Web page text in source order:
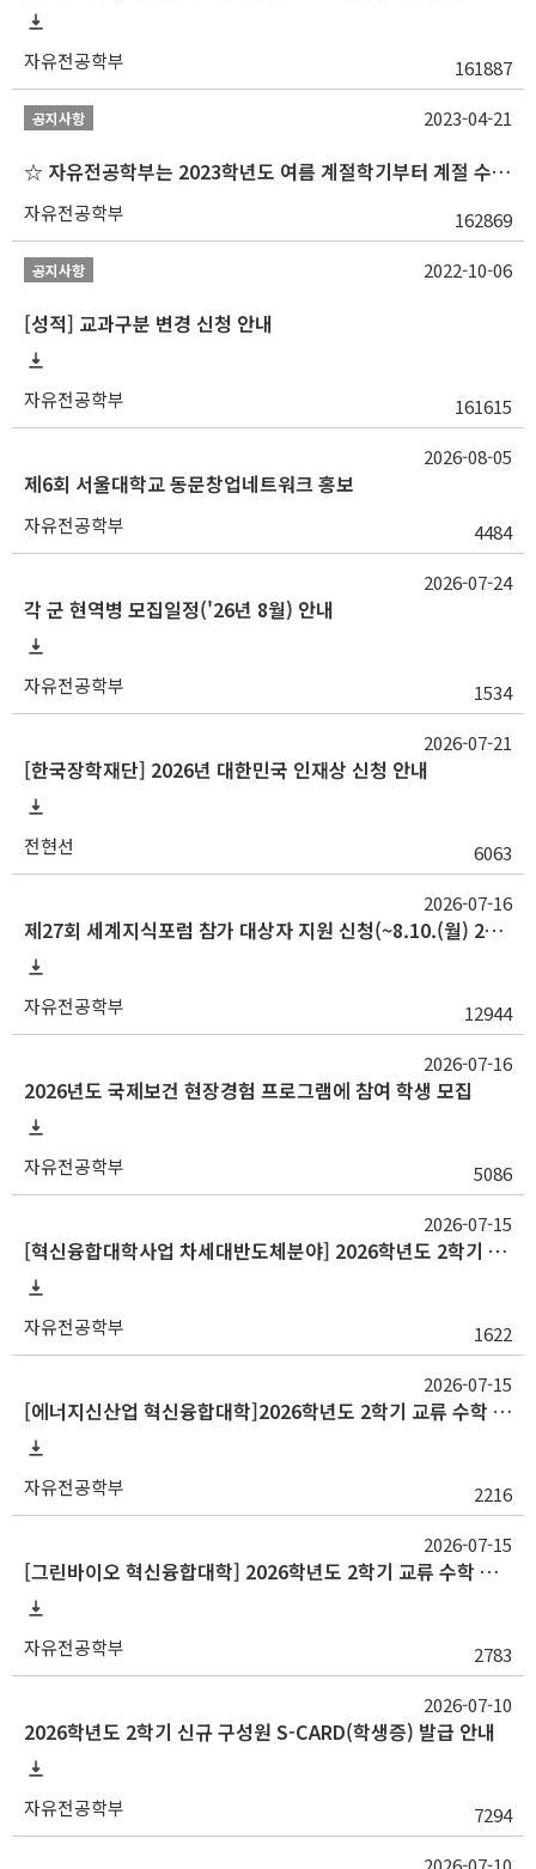
자유전공학부 161887
공지사항
☆ 자유전공학부는 2023학년도 여름 계절학기부터 계절 수업을 개설하지 않습니다 ☆
자유전공학부 162869
2023-04-21
공지사항
[성적] 교과구분 변경 신청 안내
자유전공학부 161615
2022-10-06
제6회 서울대학교 동문창업네트워크 홍보
자유전공학부 4484
2026-08-05
각 군 현역병 모집일정('26년 8월) 안내
자유전공학부 1534
2026-07-24
[한국장학재단] 2026년 대한민국 인재상 신청 안내
전현선 6063
2026-07-21
제27회 세계지식포럼 참가 대상자 지원 신청(~8.10.(월) 23:59)
자유전공학부 12944
2026-07-16
2026년도 국제보건 현장경험 프로그램에 참여 학생 모집
자유전공학부 5086
2026-07-16
[혁신융합대학사업 차세대반도체분야] 2026학년도 2학기 교류 수학 안내(중앙대, 대구대)
자유전공학부 1622
2026-07-15
[에너지신산업 혁신융합대학]2026학년도 2학기 교류 수학 안내(고려대, 부산대, 한양대)
자유전공학부 2216
2026-07-15
[그린바이오 혁신융합대학] 2026학년도 2학기 교류 수학 안내(충남대)
자유전공학부 2783
2026-07-15
2026학년도 2학기 신규 구성원 S-CARD(학생증) 발급 안내
자유전공학부 7294
2026-07-10